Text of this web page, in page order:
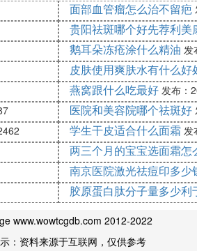
面部血管瘤怎么治不留疤
贵阳祛斑哪个好先荐利美
鹅耳朵冻疮涂什么精油 发
皮肤使用爽肤水有什么好
燕窝跟什么吃最好 发布：
医院和美容院哪个祛斑好
学生干皮适合什么面霜 发
两三个月的宝宝选面霜怎
南京医院激光祛痘印多少
胶原蛋白肽分子量多少利
www.wowtcgdb.com 2012-2022
：资料来源于互联网，仅供参考